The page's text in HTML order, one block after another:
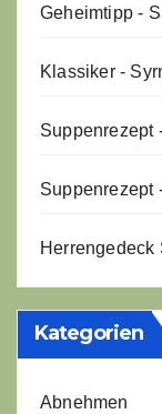
Geheimtipp -
Klassiker -
Suppenrezept
Suppenrezept
Herrengedeck
Kategorien
Abnehmen